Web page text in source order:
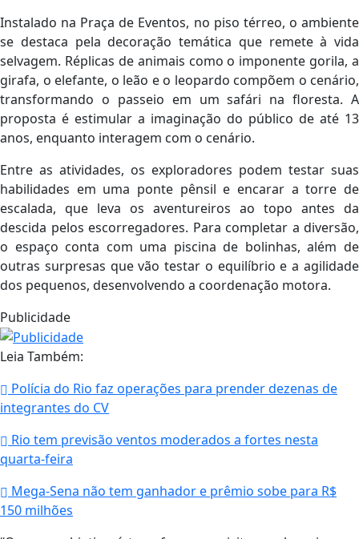
Instalado na Praça de Eventos, no piso térreo, o ambiente
se destaca pela decoração temática que remete à vida
selvagem. Réplicas de animais como o imponente gorila, a
girafa, o elefante, o leão e o leopardo compõem o cenário,
transformando o passeio em um safári na floresta. A
proposta é estimular a imaginação do público de até 13
anos, enquanto interagem com o cenário.
Entre as atividades, os exploradores podem testar suas
habilidades em uma ponte pênsil e encarar a torre de
escalada, que leva os aventureiros ao topo antes da
descida pelos escorregadores. Para completar a diversão,
o espaço conta com uma piscina de bolinhas, além de
outras surpresas que vão testar o equilíbrio e a agilidade
dos pequenos, desenvolvendo a coordenação motora.
Publicidade
Leia Também:
Polícia do Rio faz operações para prender dezenas de
integrantes do CV
Rio tem previsão ventos moderados a fortes nesta
quarta-feira
Mega-Sena não tem ganhador e prêmio sobe para R$
150 milhões